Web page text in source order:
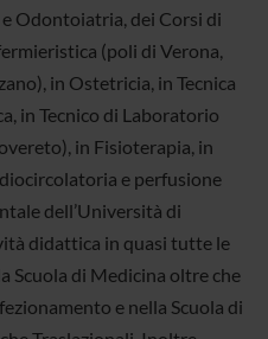
Odontoiatria, dei Corsi di
(poli di Verona,
in Ostetricia, in Tecnica
in Tecnico di Laboratorio
in Fisioterapia, in
e perfusione
dell’Università di
didattica in quasi tutte le
Scuola di Medicina oltre che
e nella Scuola di